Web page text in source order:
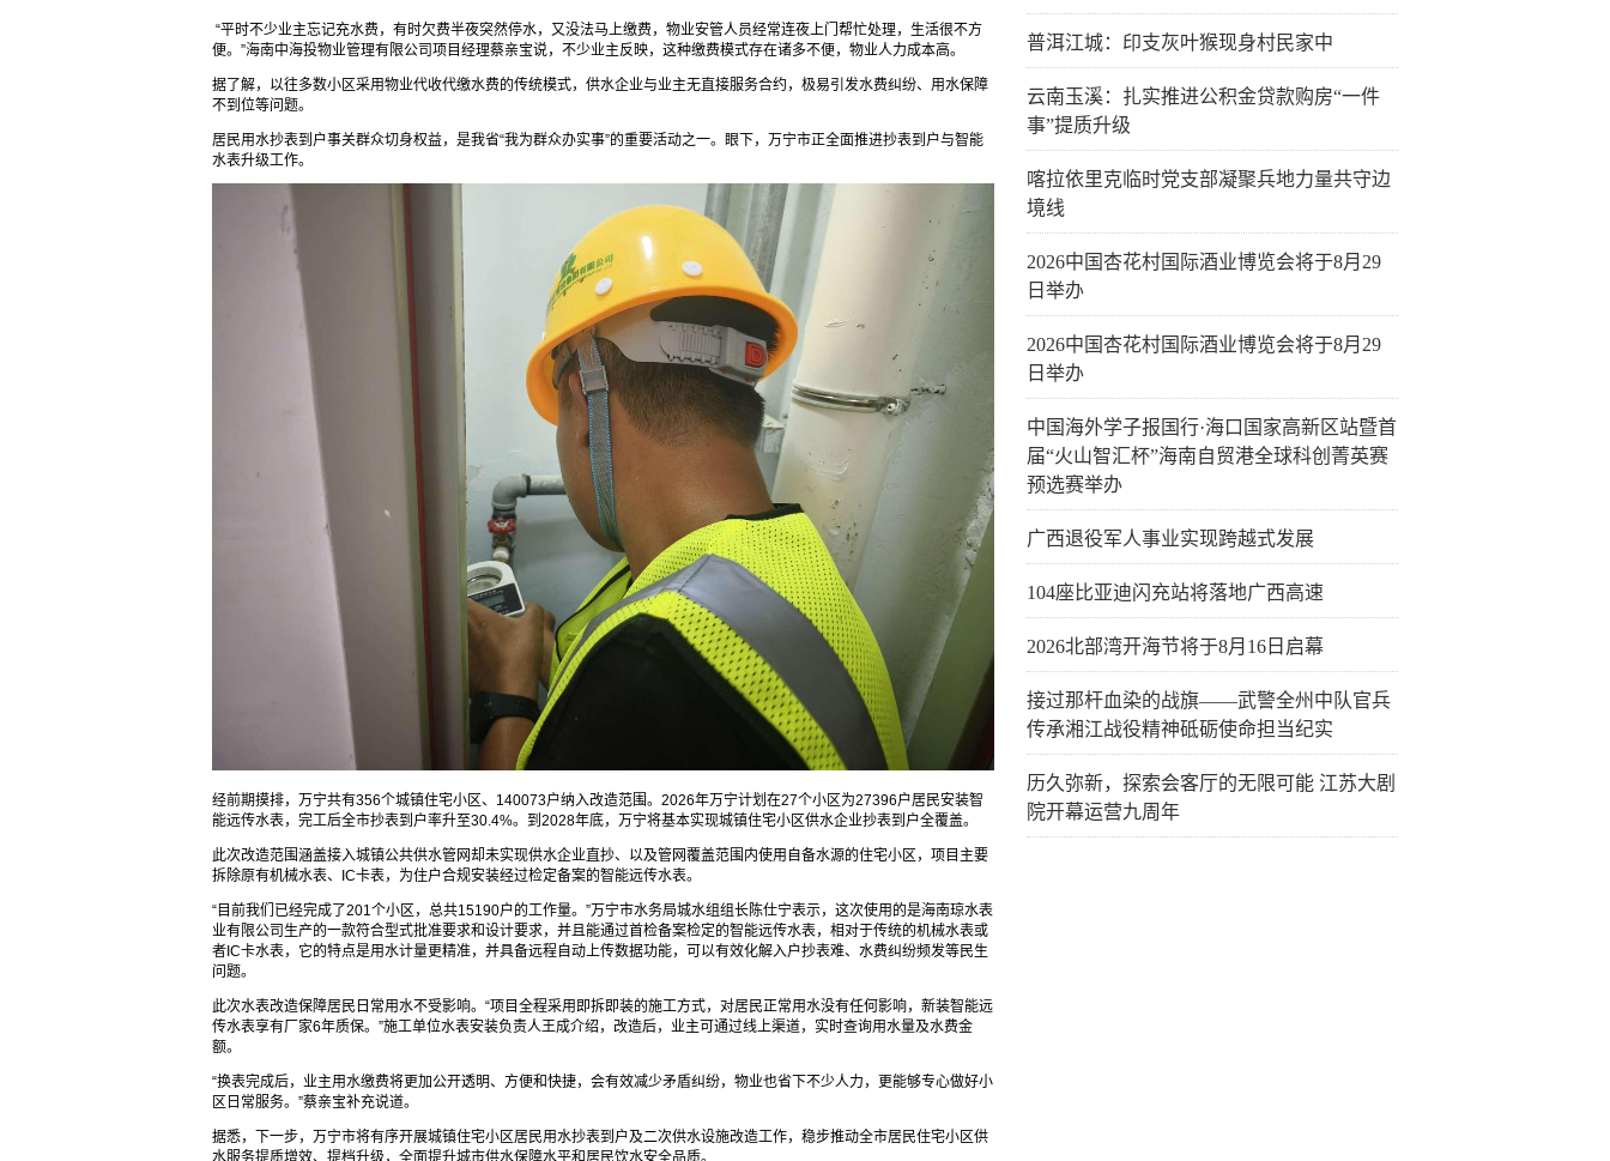
“平时不少业主忘记充水费，有时欠费半夜突然停水，又没法马上缴费，物业安管人员经常连夜上门帮忙处理，生活很不方
便。”海南中海投物业管理有限公司项目经理蔡亲宝说，不少业主反映，这种缴费模式存在诸多不便，物业人力成本高。
据了解，以往多数小区采用物业代收代缴水费的传统模式，供水企业与业主无直接服务合约，极易引发水费纠纷、用水保障
不到位等问题。
居民用水抄表到户事关群众切身权益，是我省“我为群众办实事”的重要活动之一。眼下，万宁市正全面推进抄表到户与智能
水表升级工作。
经前期摸排，万宁共有356个城镇住宅小区、140073户纳入改造范围。2026年万宁计划在27个小区为27396户居民安装智
能远传水表，完工后全市抄表到户率升至30.4%。到2028年底，万宁将基本实现城镇住宅小区供水企业抄表到户全覆盖。
此次改造范围涵盖接入城镇公共供水管网却未实现供水企业直抄、以及管网覆盖范围内使用自备水源的住宅小区，项目主要
拆除原有机械水表、IC卡表，为住户合规安装经过检定备案的智能远传水表。
“目前我们已经完成了201个小区，总共15190户的工作量。”万宁市水务局城水组组长陈仕宁表示，这次使用的是海南琼水表
业有限公司生产的一款符合型式批准要求和设计要求，并且能通过首检备案检定的智能远传水表，相对于传统的机械水表或
者IC卡水表，它的特点是用水计量更精准，并具备远程自动上传数据功能，可以有效化解入户抄表难、水费纠纷频发等民生
问题。
此次水表改造保障居民日常用水不受影响。“项目全程采用即拆即装的施工方式，对居民正常用水没有任何影响，新装智能远
传水表享有厂家6年质保。”施工单位水表安装负责人王成介绍，改造后，业主可通过线上渠道，实时查询用水量及水费金
额。
“换表完成后，业主用水缴费将更加公开透明、方便和快捷，会有效减少矛盾纠纷，物业也省下不少人力，更能够专心做好小
区日常服务。”蔡亲宝补充说道。
据悉，下一步，万宁市将有序开展城镇住宅小区居民用水抄表到户及二次供水设施改造工作，稳步推动全市居民住宅小区供
水服务提质增效、提档升级，全面提升城市供水保障水平和居民饮水安全品质。
普洱江城：印支灰叶猴现身村民家中
云南玉溪：扎实推进公积金贷款购房“一件
事”提质升级
喀拉依里克临时党支部凝聚兵地力量共守边
境线
2026中国杏花村国际酒业博览会将于8月29
日举办
2026中国杏花村国际酒业博览会将于8月29
日举办
中国海外学子报国行·海口国家高新区站暨首
届“火山智汇杯”海南自贸港全球科创菁英赛
预选赛举办
广西退役军人事业实现跨越式发展
104座比亚迪闪充站将落地广西高速
2026北部湾开海节将于8月16日启幕
接过那杆血染的战旗——武警全州中队官兵
传承湘江战役精神砥砺使命担当纪实
历久弥新，探索会客厅的无限可能 江苏大剧
院开幕运营九周年